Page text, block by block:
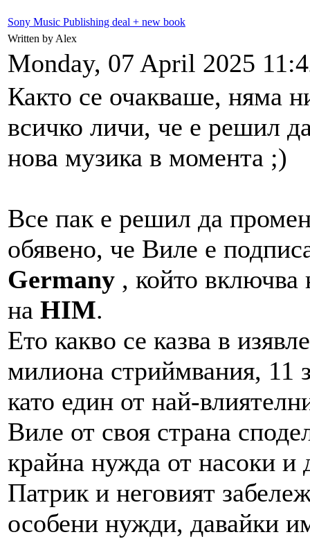
Sony Music Publishing deal + new book
Written by Alex
Monday, 07 April 2025
Както се очакваше, няма
всичко личи, че е решил
нова музика в момента ;)
Все пак е решил да
обявено, че Виле е
Germany , който включва
на HIM.
Ето какво се казва в
милиона стриймвания, 11
като един от най-
Виле от своя страна
крайна нужда от насоки и
Патрик и неговият
особени нужди, давайки